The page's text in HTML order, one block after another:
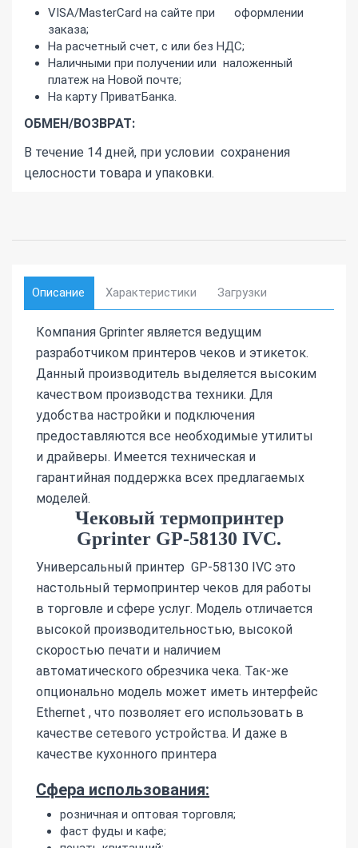
VISA/MasterCard на сайте при оформлении
заказа;
На расчетный счет, с или без НДС;
Наличными при получении или наложенный
платеж на Новой почте;
На карту ПриватБанка.
ОБМЕН/ВОЗВРАТ:
В течение 14 дней, при условии сохранения
целосности товара и упаковки.
Описание Характеристики Загрузки
Компания Gprinter является ведущим
разработчиком принтеров чеков и этикеток.
Данный производитель выделяется высоким
качеством производства техники. Для
удобства настройки и подключения
предоставляются все необходимые утилиты
и драйверы. Имеется техническая и
гарантийная поддержка всех предлагаемых
моделей.
Чековый термопринтер
Gprinter GP-58130 IVC.
Универсальный принтер GP-58130 IVC это
настольный термопринтер чеков для работы
в торговле и сфере услуг. Модель отличается
высокой производительностью, высокой
скоростью печати и наличием
автоматического обрезчика чека. Так-же
опционально модель может иметь интерфейс
Ethernet , что позволяет его использовать в
качестве сетевого устройства. И даже в
качестве кухонного принтера
Сфера использования:
розничная и оптовая торговля;
фаст фуды и кафе;